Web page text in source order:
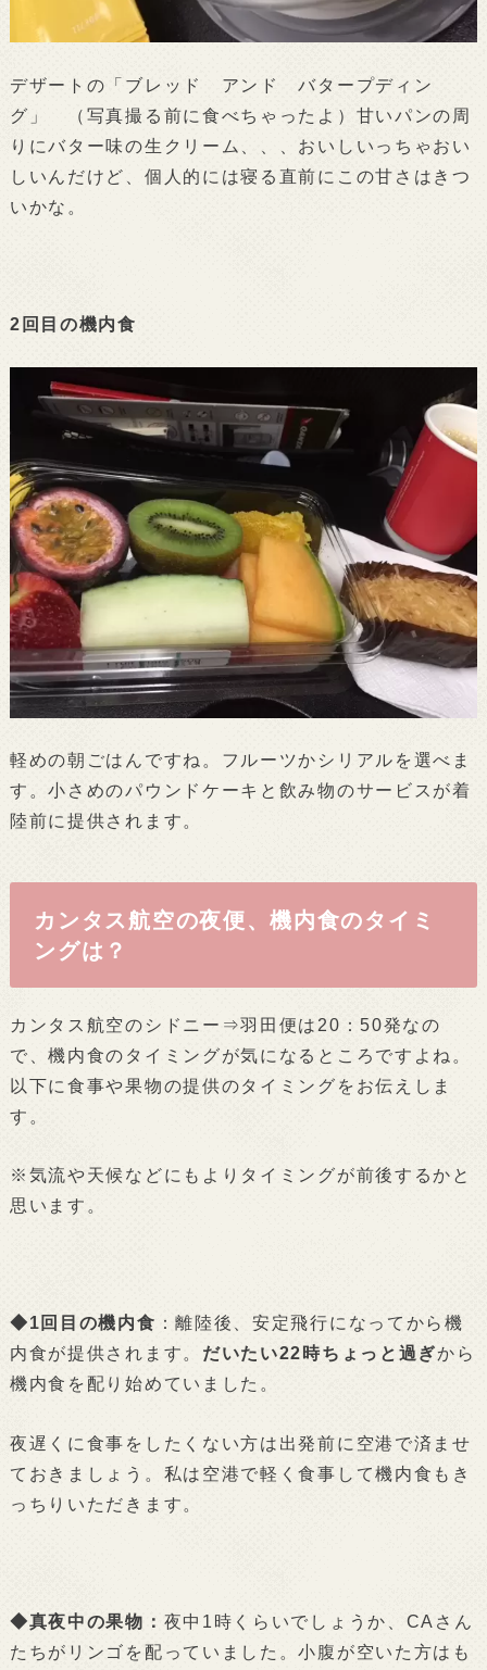
デザートの「ブレッド アンド バタープディン
グ」 （写真撮る前に食べちゃったよ）甘いパンの周
りにバター味の生クリーム、、、おいしいっちゃおい
しいんだけど、個人的には寝る直前にこの甘さはきつ
いかな。
2回目の機内食
軽めの朝ごはんですね。フルーツかシリアルを選べま
す。小さめのパウンドケーキと飲み物のサービスが着
陸前に提供されます。
カンタス航空の夜便、機内食のタイミ
ングは？
カンタス航空のシドニー⇒羽田便は20：50発なの
で、機内食のタイミングが気になるところですよね。
以下に食事や果物の提供のタイミングをお伝えしま
す。
※気流や天候などにもよりタイミングが前後するかと
思います。
◆1回目の機内食 ：離陸後、安定飛行になってから機
内食が提供されます。 だいたい22時ちょっと過ぎから
機内食を配り始めていました。
夜遅くに食事をしたくない方は出発前に空港で済ませ
ておきましょう。私は空港で軽く食事して機内食もき
っちりいただきます。
◆真夜中の果物： 夜中1時くらいでしょうか、CAさん
たちがリンゴを配っていました。小腹が空いた方はも